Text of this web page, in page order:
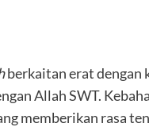
berkaitan erat dengan
Allah SWT.
memberikan rasa